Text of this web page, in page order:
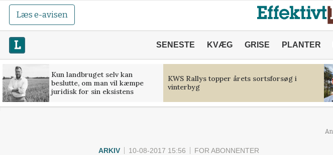
Læs e-avisen
SENESTE KVÆG GRISE PLANTER
Kun landbruget selv kan
beslutte, om man vil kæmpe
juridisk for sin eksistens
KWS Rallys topper årets sortsforsøg i
vinterbyg
ARKIV 10-08-2017 15:56 FOR ABONNENTER